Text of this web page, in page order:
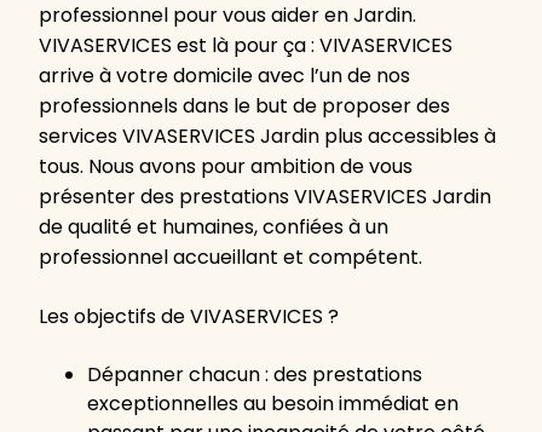
professionnel pour vous aider en Jardin.
VIVASERVICES est là pour ça : VIVASERVICES
arrive à votre domicile avec l’un de nos
professionnels dans le but de proposer des
services VIVASERVICES Jardin plus accessibles à
tous. Nous avons pour ambition de vous
présenter des prestations VIVASERVICES Jardin
de qualité et humaines, confiées à un
professionnel accueillant et compétent.
Les objectifs de VIVASERVICES ?
Dépanner chacun : des prestations
exceptionnelles au besoin immédiat en